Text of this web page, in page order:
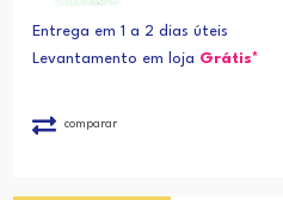
Entrega em 1 a 2 dias úteis
Levantamento em loja Grátis*
comparar